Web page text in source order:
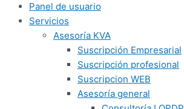
Panel de usuario
Servicios
Asesoría KVA
Suscripción Empresarial
Suscripción profesional
Suscripcion WEB
Asesoría general